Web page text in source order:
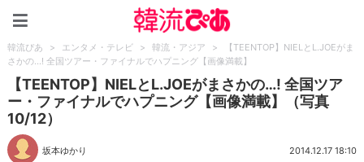
韓流ぴあ > エンタメ・テレビ > 韓流・アジア >
【TEENTOP】NIELとL.JOEがま
さかの…! 全国ツアー・ファイナルでハプニング【画像満載】
【TEENTOP】NIELとL.JOEがまさかの…! 全国ツア
ー・ファイナルでハプニング【画像満載】（写真
10/12）
坂本ゆかり 2014.12.17 18:10